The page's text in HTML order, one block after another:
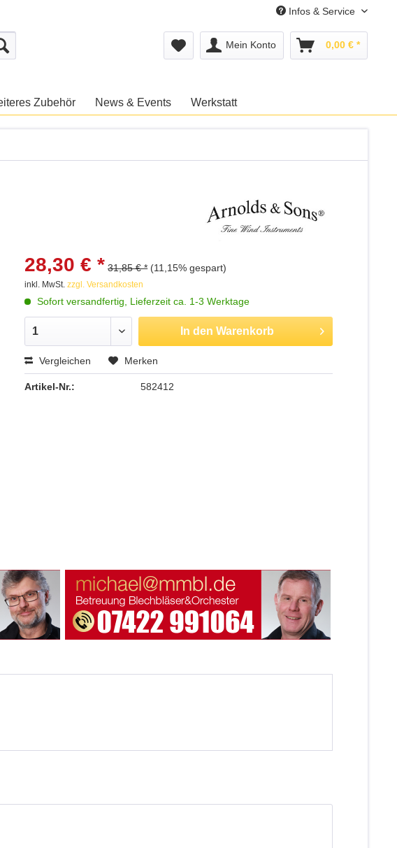
Infos & Service
Mein Konto 0,00 € *
Zubehör News & Events Werkstatt
28,30 € * 31,85 € * (11,15% gespart)
inkl. MwSt.zzgl. Versandkosten
Sofort versandfertig, Lieferzeit ca. 1-3 Werktage
In den Warenkorb
Vergleichen Merken
Artikel-Nr.: 582412